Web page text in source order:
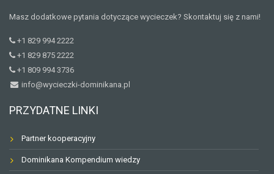
Masz dodatkowe pytania dotyczące wycieczek? Skontaktuj się z nami!
+1 829 994 2222
+1 829 875 2222
+1 809 994 3736
info@wycieczki-dominikana.pl
PRZYDATNE LINKI
Partner kooperacyjny
Dominikana Kompendium wiedzy